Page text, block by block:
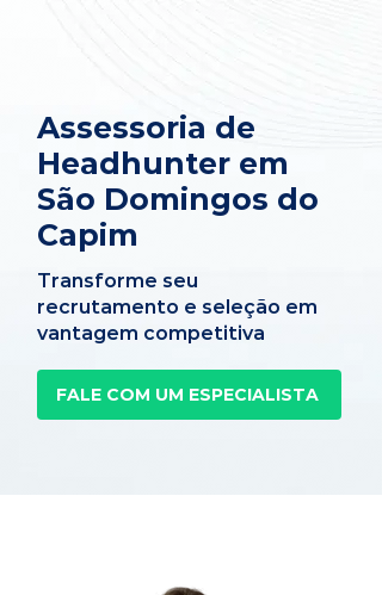
Assessoria de
Headhunter em
São Domingos do
Capim
Transforme seu
recrutamento e seleção em
vantagem competitiva
FALE COM UM ESPECIALISTA